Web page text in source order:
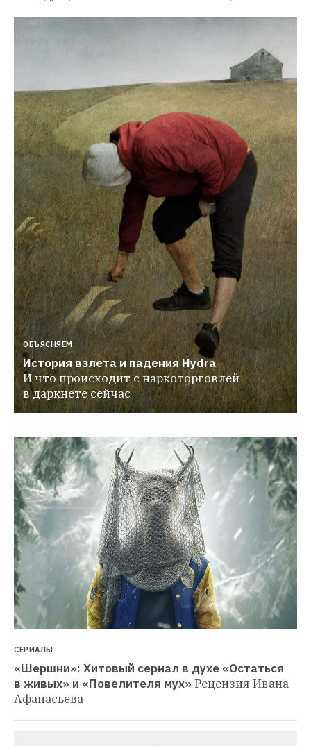
ОБЪЯСНЯЕМ
История взлета и падения Hydra
И что происходит с наркоторговлей
в даркнете сейчас
СЕРИАЛЫ
«Шершни»: Хитовый сериал в духе «Остаться
в живых» и «Повелителя мух» Рецензия Ивана
Афанасьева